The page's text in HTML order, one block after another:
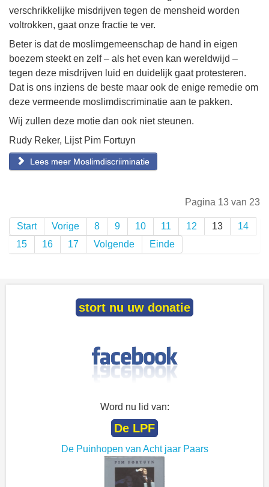
verschrikkelijke misdrijven tegen de mensheid worden
voltrokken, gaat onze fractie te ver.
Beter is dat de moslimgemeenschap de hand in eigen
boezem steekt en zelf – als het even kan wereldwijd –
tegen deze misdrijven luid en duidelijk gaat protesteren.
Dat is ons inziens de beste maar ook de enige remedie om
deze vermeende moslimdiscriminatie aan te pakken.
Wij zullen deze motie dan ook niet steunen.
Rudy Reker, Lijst Pim Fortuyn
Lees meer Moslimdiscriiminatie
Pagina 13 van 23
Start Vorige 8 9 10 11 12 13
14
15
16 17 Volgende Einde
stort nu uw donatie
Word nu lid van:
De LPF
De Puinhopen van Acht jaar Paars